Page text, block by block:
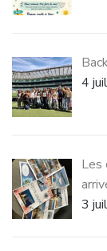
4
Les
3